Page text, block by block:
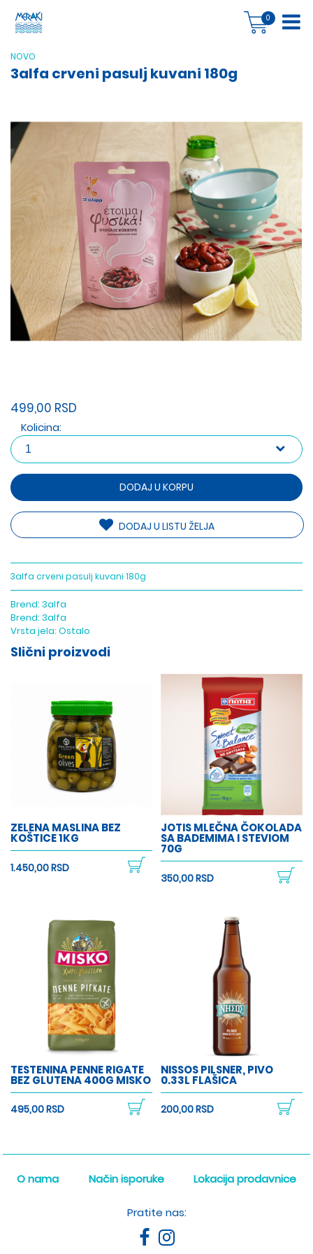
0
NOVO
3alfa crveni pasulj kuvani 180g
499,00 RSD
Kolicina:
DODAJ U KORPU
DODAJ U LISTU ŽELJA
3alfa crveni pasulj kuvani 180g
Brend:3alfa
Brend:3alfa
Vrsta jela:Ostalo
Slični proizvodi
ZELENA MASLINA BEZ
KOŠTICE 1KG
1.450,00 RSD
JOTIS MLEČNA ČOKOLADA
SA BADEMIMA I STEVIOM
70G
350,00 RSD
TESTENINA PENNE RIGATE
BEZ GLUTENA 400G MISKO
495,00 RSD
NISSOS PILSNER, PIVO
0.33L FLAŠICA
200,00 RSD
O nama Način isporuke Lokacija prodavnice
Pratite nas: